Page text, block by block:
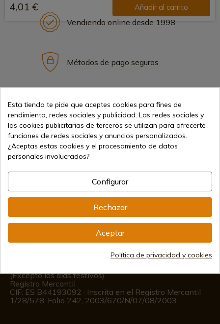
4,01 € Añadir al carrito
Vendiendo online desde 1998
Métodos de pago seguros
Envíos internacionales
info@aceros-de-hispania.com
(+34)978 877 088
(Excepto los días festivos)
Registro Mercantil
CIF: ES B44193092 · Inscrita en el Registro Mercantil
1/28/578, Folio 242, 2003/670/N/07/08/2003
Esta tienda te pide que aceptes cookies para fines de
rendimiento, redes sociales y publicidad. Las redes sociales y
las cookies publicitarias de terceros se utilizan para ofrecerte
funciones de redes sociales y anuncios personalizados.
¿Aceptas estas cookies y el procesamiento de datos
personales involucrados?
Configurar
Rechazar
Aceptar
Política de privacidad y cookies